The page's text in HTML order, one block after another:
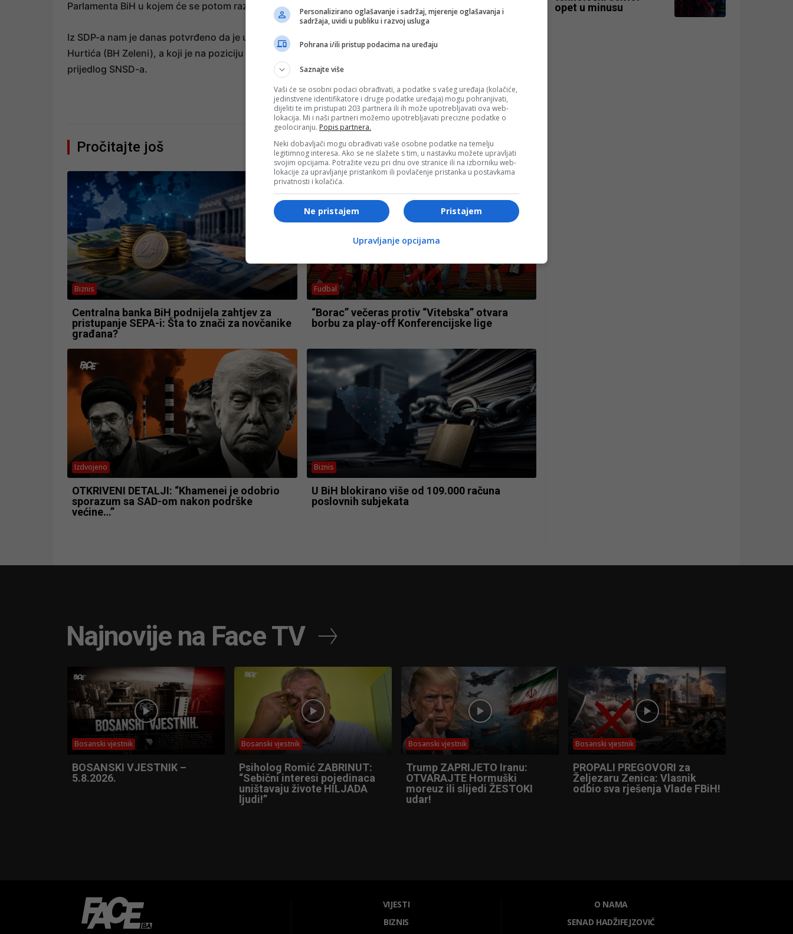
Parlamenta BiH u kojem će se potom razmatrati zahtjev za smjenu ministara Amidžića i Košarca.
Iz SDP-a nam je danas potvrđeno da je usvojen zaključak o podnošenju inicijative za smjenu Sevlida
Hurtića (BH Zeleni), a koji je na poziciju državnog ministra za ljudska prava i izbjeglice došao na
prijedlog SNSD-a.
- OGLAS -
Pročitajte još
Biznis
Centralna banka BiH podnijela zahtjev za
pristupanje SEPA-i: Šta to znači za novčanike
građana?
Fudbal
“Borac” večeras protiv “Vitebska” otvara
borbu za play-off Konferencijske lige
Izdvojeno
OTKRIVENI DETALJI: “Khamenei je odobrio
sporazum sa SAD-om nakon podrške
većine…”
Biznis
U BiH blokirano više od 109.000 računa
poslovnih subjekata
opet u minusu
Najnovije na Face TV
Bosanski vjestnik
BOSANSKI VJESTNIK –
5.8.2026.
Bosanski vjestnik
Psiholog Romić ZABRINUT:
“Sebični interesi pojedinaca
uništavaju živote HILJADA
ljudi!”
Bosanski vjestnik
Trump ZAPRIJETO Iranu:
OTVARAJTE Hormuški
moreuz ili slijedi ŽESTOKI
udar!
Bosanski vjestnik
PROPALI PREGOVORI za
Željezaru Zenica: Vlasnik
odbio sva rješenja Vlade FBiH!
VIJESTI
BIZNIS
O NAMA
SENAD HADŽIFEJZOVIĆ
Personalizirano oglašavanje i sadržaj, mjerenje oglašavanja i
sadržaja, uvidi u publiku i razvoj usluga
Pohrana i/ili pristup podacima na uređaju
Saznajte više
Vaši će se osobni podaci obrađivati, a podatke s vašeg uređaja (kolačiće,
jedinstvene identifikatore i druge podatke uređaja) mogu pohranjivati,
dijeliti te im pristupati 203 partnera ili ih može upotrebljavati ova web-
lokacija. Mi i naši partneri možemo upotrebljavati precizne podatke o
geolociranju. Popis partnera.
Neki dobavljači mogu obrađivati vaše osobne podatke na temelju
legitimnog interesa. Ako se ne slažete s tim, u nastavku možete upravljati
svojim opcijama. Potražite vezu pri dnu ove stranice ili na izborniku web-
lokacije za upravljanje pristankom ili povlačenje pristanka u postavkama
privatnosti i kolačića.
Pristajem
Ne pristajem
Upravljanje opcijama